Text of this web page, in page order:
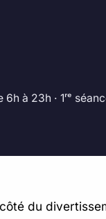
à 23h · 1ʳᵉ
du